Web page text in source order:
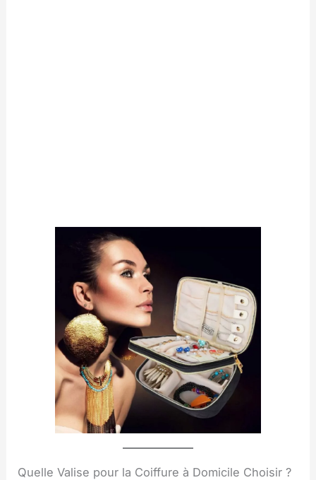
Quelle Valise pour la Coiffure à Domicile Choisir ?